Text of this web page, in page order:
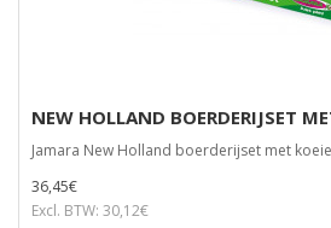
NEW HOLLAND BOERDERIJSET
Jamara New Holland boerderijset met
36,45€
Excl. BTW: 30,12€